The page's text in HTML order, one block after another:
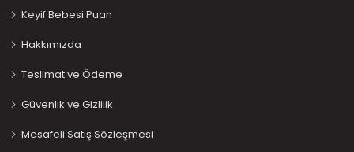
Keyif Bebesi Puan
Hakkımızda
Teslimat ve Ödeme
Güvenlik ve Gizlilik
Mesafeli Satış Sözleşmesi